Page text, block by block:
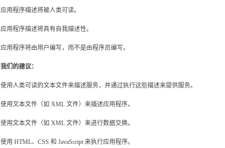
应用程序描述将被人类可读。
应用程序描述将具有自我描述性。
应用程序将由用户编写，而不是由程序员编写。
我们的建议：
使用人类可读的文本文件来描述服务，并通过执行这些描述来提供服务。
使用文本文件（如 XML 文件）来描述应用程序。
使用文本文件（如 XML 文件）来进行数据交换。
使用 HTML、CSS 和 JavaScript 来执行应用程序。